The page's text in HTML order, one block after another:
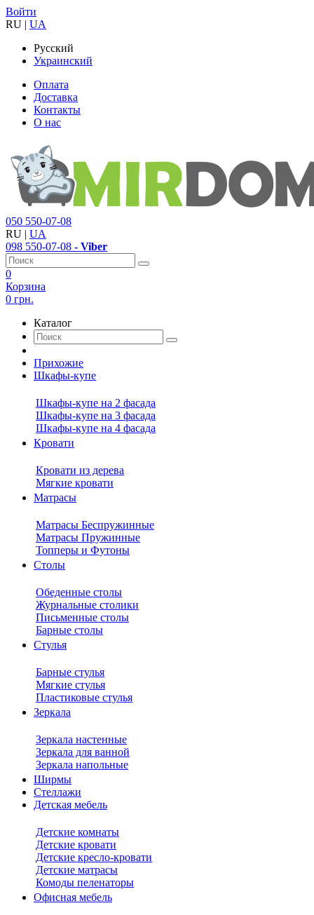
Войти
RU | UA
Русский
Украинский
Оплата
Доставка
Контакты
О нас
050 550-07-08
RU | UA
098 550-07-08 - Viber
0
Корзина
0 грн.
Каталог
Прихожие
Шкафы-купе
Шкафы-купе на 2 фасада
Шкафы-купе на 3 фасада
Шкафы-купе на 4 фасада
Кровати
Кровати из дерева
Мягкие кровати
Матрасы
Матрасы Беспружинные
Матрасы Пружинные
Топперы и Футоны
Столы
Обеденные столы
Журнальные столики
Письменные столы
Барные столы
Стулья
Барные стулья
Мягкие стулья
Пластиковые стулья
Зеркала
Зеркала настенные
Зеркала для ванной
Зеркала напольные
Ширмы
Стеллажи
Детская мебель
Детские комнаты
Детские кровати
Детские кресло-кровати
Детские матрасы
Комоды пеленаторы
Офисная мебель